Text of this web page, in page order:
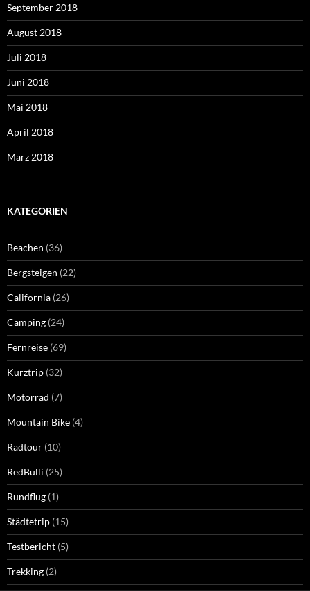
September 2018
August 2018
Juli 2018
Juni 2018
Mai 2018
April 2018
März 2018
KATEGORIEN
Beachen (36)
Bergsteigen (22)
California (26)
Camping (24)
Fernreise (69)
Kurztrip (32)
Motorrad (7)
Mountain Bike (4)
Radtour (10)
RedBulli (25)
Rundflug (1)
Städtetrip (15)
Testbericht (5)
Trekking (2)